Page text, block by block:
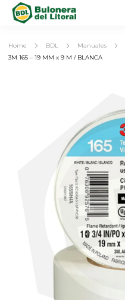
Home BDL Manuales
3M 165 – 19 MM x 9 M / BLANCA